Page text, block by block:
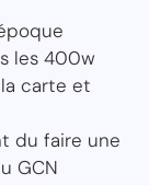
les 400w
carte et
du faire une
GCN